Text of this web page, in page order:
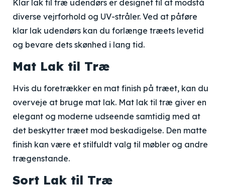
Klar lak til træ udendørs er designet til at modstå
diverse vejrforhold og UV-stråler. Ved at påføre
klar lak udendørs kan du forlænge træets levetid
og bevare dets skønhed i lang tid.
Mat Lak til Træ
Hvis du foretrækker en mat finish på træet, kan du
overveje at bruge mat lak. Mat lak til træ giver en
elegant og moderne udseende samtidig med at
det beskytter træet mod beskadigelse. Den matte
finish kan være et stilfuldt valg til møbler og andre
trægenstande.
Sort Lak til Træ